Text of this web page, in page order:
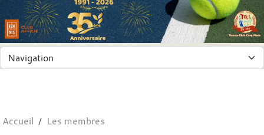
Accueil Les membres
Panneau de gestion des cookies